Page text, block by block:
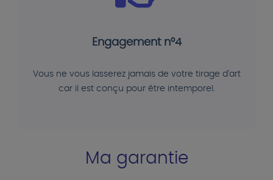
Engagement n°4
Vous ne vous lasserez jamais de votre tirage d'art
car il est conçu pour être intemporel.
Ma garantie